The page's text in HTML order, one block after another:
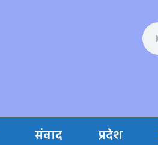
संवाद प्रदेश